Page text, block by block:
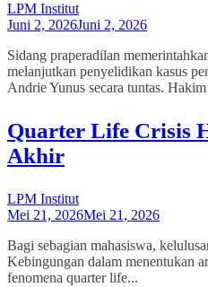
LPM Institut
Juni 2, 2026Juni 2, 2026
Sidang praperadilan
melanjutkan penyelidikan kasus
Andrie Yunus secara tuntas.
Quarter Life Crisis
Akhir
LPM Institut
Mei 21, 2026Mei 21, 2026
Bagi sebagian mahasiswa,
Kebingungan dalam menentukan
fenomena quarter life...